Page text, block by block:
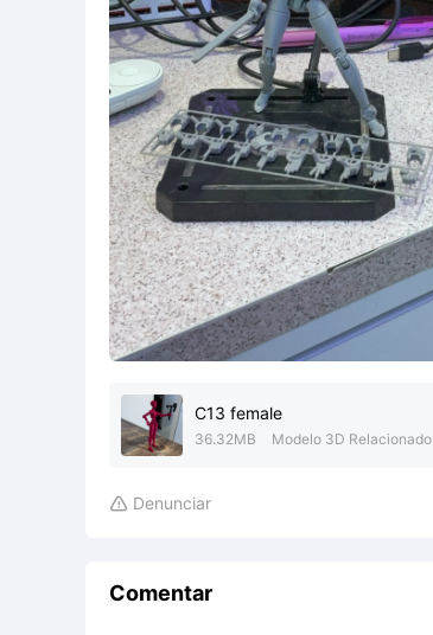
C13 female
36.32MB Modelo 3D Relacionado
 Denunciar
Comentar